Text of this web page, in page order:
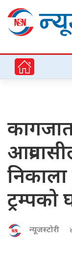
निकाला
ट्रम्पको
न्यूजस्टोरी